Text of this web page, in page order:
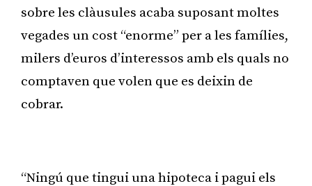
sobre les clàusules acaba suposant moltes
vegades un cost “enorme” per a les famílies,
milers d’euros d’interessos amb els quals no
comptaven que volen que es deixin de
cobrar.
“Ningú que tingui una hipoteca i pagui els